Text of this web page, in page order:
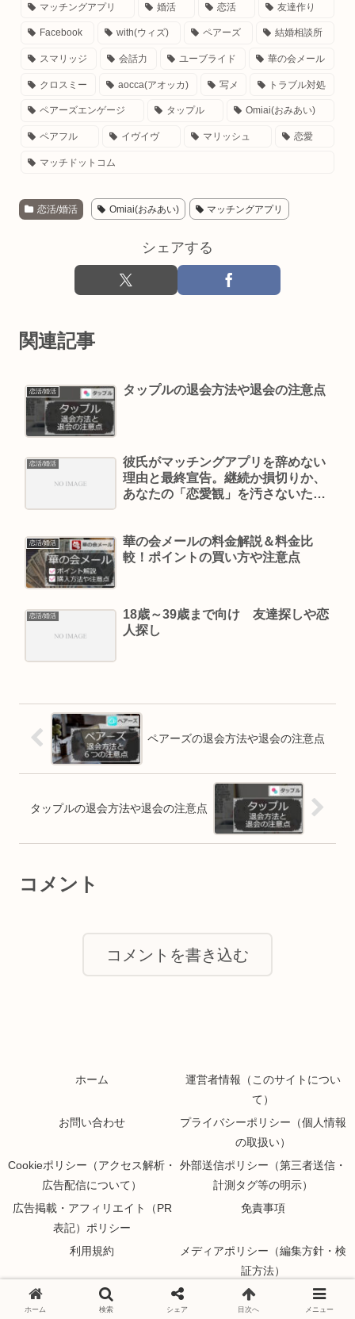
マッチングアプリ 婚活 恋活 友達作り
Facebook with(ウィズ) ペアーズ 結婚相談所
スマリッジ 会話力 ユーブライド 華の会メール
クロスミー aocca(アオッカ) 写メ トラブル対処
ペアーズエンゲージ タップル Omiai(おみあい)
ペアフル イヴイヴ マリッシュ 恋愛
マッチドットコム
恋活/婚活 Omiai(おみあい) マッチングアプリ
シェアする
関連記事
恋活/婚活 タップルの退会方法や退会の注意点
恋活/婚活
彼氏がマッチングアプリを辞めない
理由と最終宣告。継続か損切りか、
あなたの「恋愛観」を汚さないため
恋活/婚活
華の会メールの料金解説＆料金比
較！ポイントの買い方や注意点
恋活/婚活
18歳～39歳まで向け 友達探しや恋
人探し
ペアーズの退会方法や退会の注意点
タップルの退会方法や退会の注意点
コメント
コメントを書き込む
ホーム
運営者情報（このサイトについ
て）
お問い合わせ
プライバシーポリシー（個人情報
の取扱い）
Cookieポリシー（アクセス解析・
広告配信について）
外部送信ポリシー（第三者送信・
計測タグ等の明示）
広告掲載・アフィリエイト（PR
表記）ポリシー
免責事項
利用規約
メディアポリシー（編集方針・検
証方法）
ランキング／比較記事の作成基準
（評価基準の透明化）
訂正・修正ポリシー（誤情報への
対応）
ホーム 検索 シェア 目次へ メニュー